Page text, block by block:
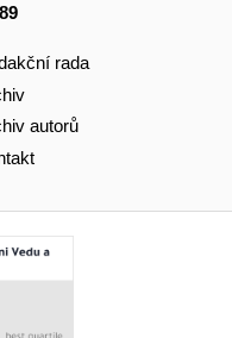
rada
autorů